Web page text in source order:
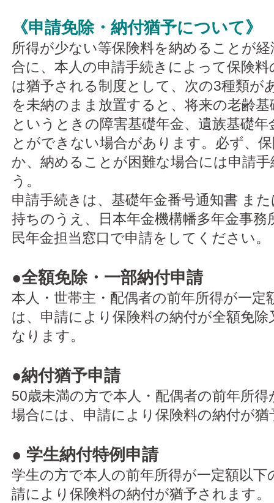
《申請免除・納付猶予について》
所得が少ない等保険料を納めることが
合に、本人の申請手続きによって保険料
は猶予される制度として、次の3種類が
を未納のまま放置すると、将来の老齢
というときの障害基礎年金、遺族基礎
とができない場合があります。必ず、
か、納めることが困難な場合には申請
う。
申請手続きは、基礎年金番号通知書 ま
持ちのうえ、日本年金機構幡多年金事務
民年金担当窓口で申請をしてください。
●全額免除・一部納付申請
本人・世帯主・配偶者の前年所得が一定
は、申請により保険料の納付が全額免除
なります。
●納付猶予申請
50歳未満の方で本人・配偶者の前年所
場合には、申請により保険料の納付が
● 学生納付特例申請
学生の方で本人の前年所得が一定額以下
請により保険料の納付が猶予されます